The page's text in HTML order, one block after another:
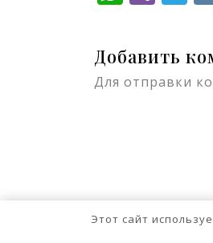
Добавить
Для отправки
Этот сайт